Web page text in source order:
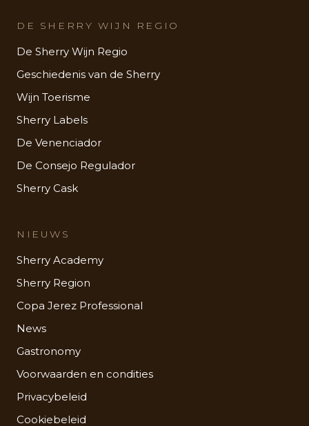
DE SHERRY WIJN REGIO
De Sherry Wijn Regio
Geschiedenis van de Sherry
Wijn Toerisme
Sherry Labels
De Venenciador
De Consejo Regulador
Sherry Cask
NIEUWS
Sherry Academy
Sherry Region
Copa Jerez Professional
News
Gastronomy
Voorwaarden en condities
Privacybeleid
Cookiebeleid